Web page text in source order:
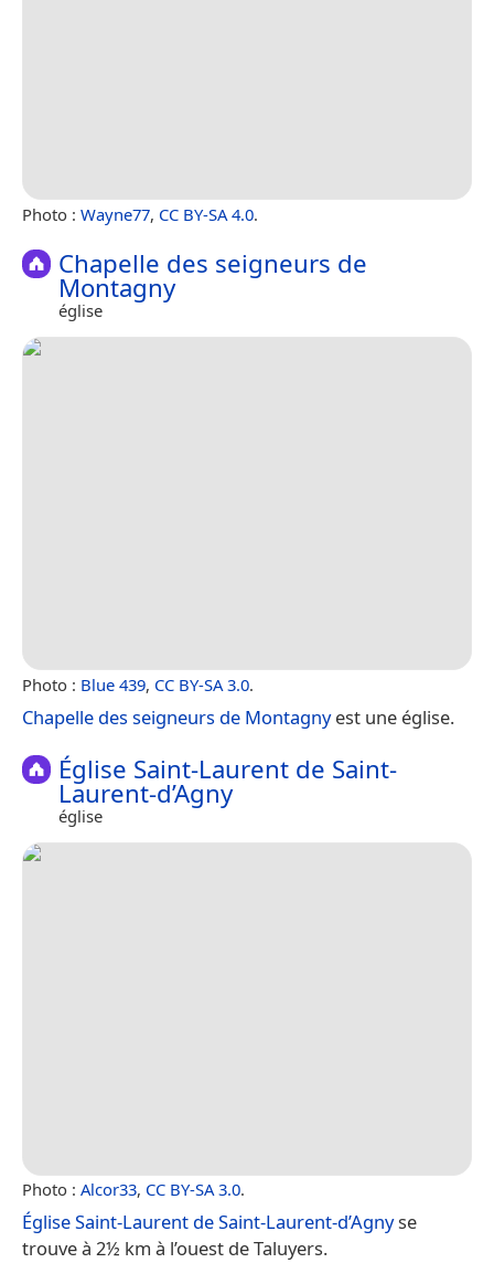
Photo : Wayne77, CC BY-SA 4.0.
Chapelle des seigneurs de
Montagny
église
Photo : Blue 439, CC BY-SA 3.0.
Chapelle des seigneurs de Montagnyest une église.
Église Saint-Laurent de Saint-
Laurent-d’Agny
église
Photo : Alcor33, CC BY-SA 3.0.
Église Saint-Laurent de Saint-Laurent-d’Agnyse
trouve à 2½ km à l’ouest de Taluyers.